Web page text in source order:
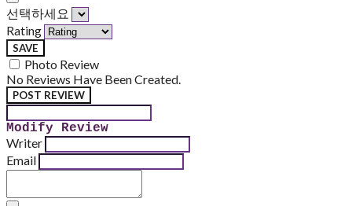
선택하세요
Rating
SAVE
Photo Review
No Reviews Have Been Created.
POST REVIEW
Modify Review
Writer
Email